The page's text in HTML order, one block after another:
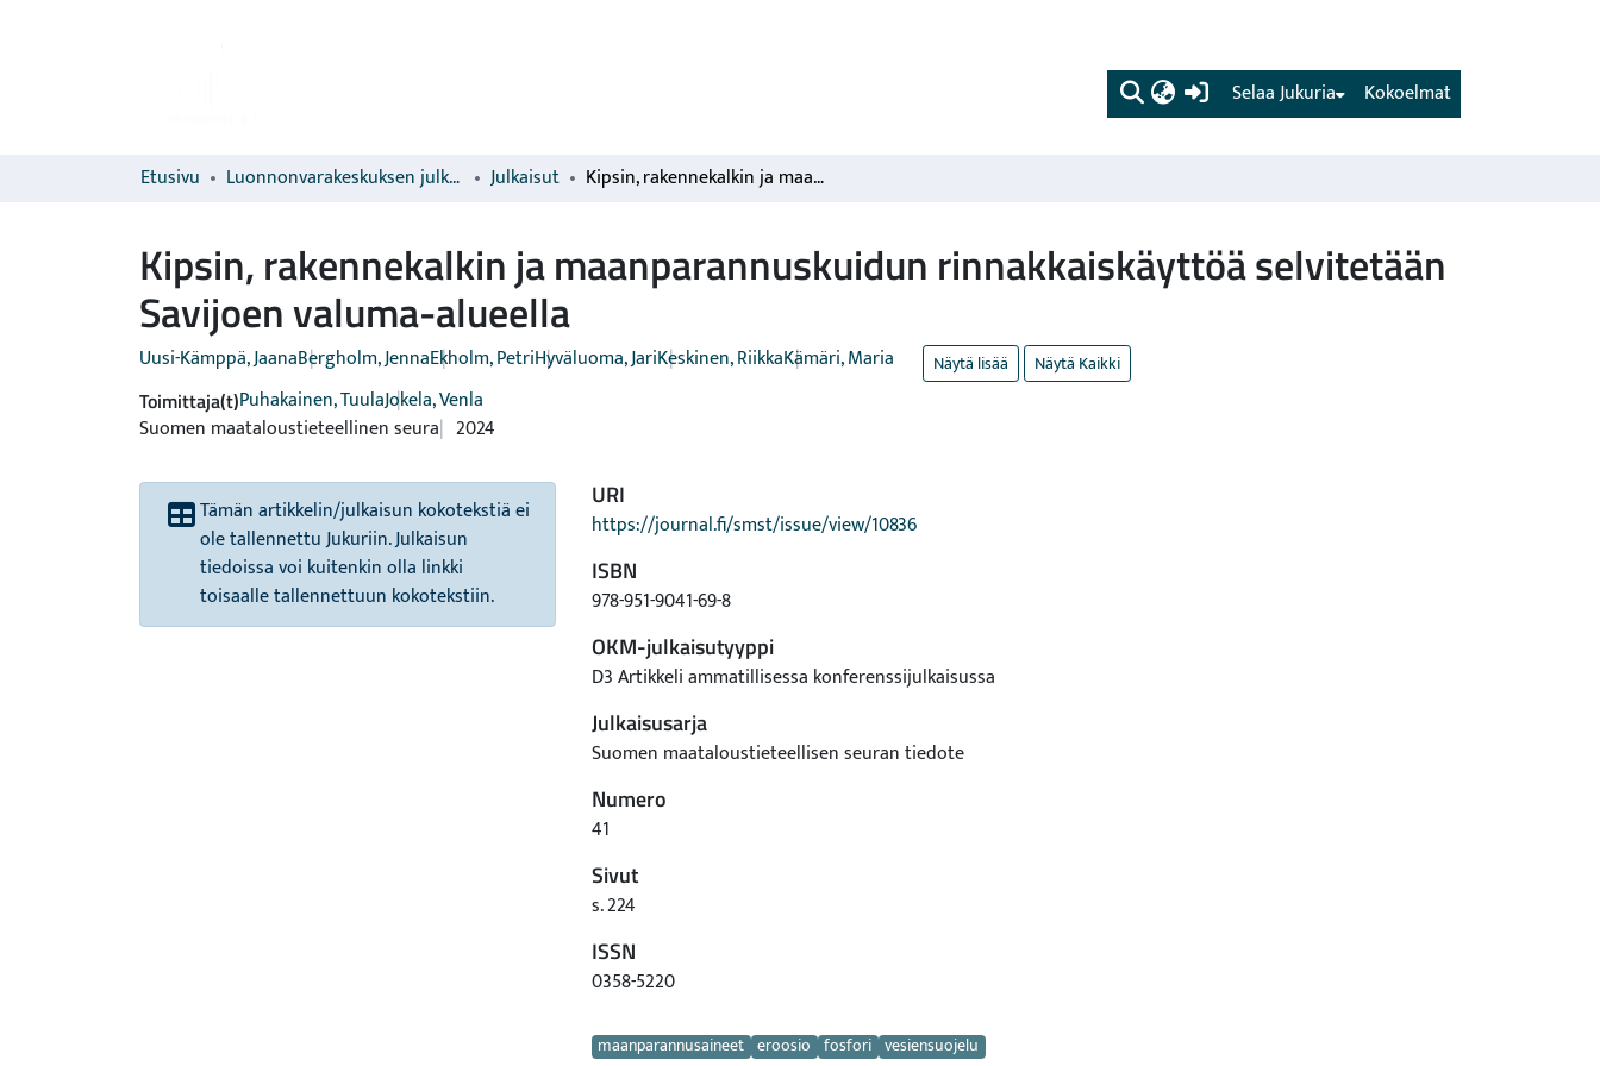
(current) Kokoelmat
Selaa Jukuria
Etusivu Luonnonvarakeskuksen julkaisut Julkaisut Kipsin, rakennekalkin ja maanparannuskuidun rinnakkaiskäyttöä selvitetään Savijoen valuma-alueella
Kipsin, rakennekalkin ja maanparannuskuidun rinnakkaiskäyttöä selvitetään
Savijoen valuma-alueella
Uusi-Kämppä, JaanaBergholm, JennaEkholm, PetriHyväluoma, JariKeskinen, RiikkaKämäri, Maria Näytä lisää Näytä Kaikki
Toimittaja(t)Puhakainen, TuulaJokela, Venla
Suomen maataloustieteellinen seura 2024
Tämän artikkelin/julkaisun kokotekstiä ei
ole tallennettu Jukuriin. Julkaisun
tiedoissa voi kuitenkin olla linkki
toisaalle tallennettuun kokotekstiin.
URI
https://journal.fi/smst/issue/view/10836
ISBN
978-951-9041-69-8
OKM-julkaisutyyppi
D3 Artikkeli ammatillisessa konferenssijulkaisussa
Julkaisusarja
Suomen maataloustieteellisen seuran tiedote
Numero
41
Sivut
s. 224
ISSN
0358-5220
Avainsanat
maanparannusaineet eroosio fosfori vesiensuojelu